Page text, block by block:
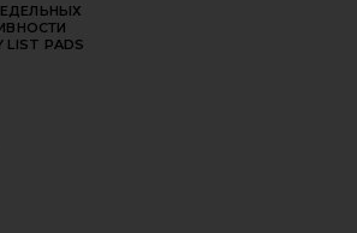
LIST PADS
СУМКА